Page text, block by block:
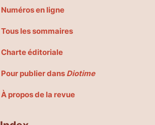
Numéros en ligne
Tous les sommaires
Charte éditoriale
Pour publier dans Diotime
À propos de la revue